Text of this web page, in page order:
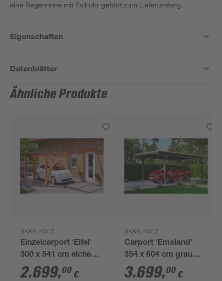
eine Regenrinne mit Fallrohr gehört zum Lieferumfang.
Eigenschaften
Datenblätter
Ähnliche Produkte
SKAN HOLZ
Einzelcarport 'Eifel'
300 x 541 cm eiche
hell mit Bogen
2.699,00 €
SKAN HOLZ
Carport 'Emsland'
354 x 604 cm grau
Aluminiumdach
3.699,00 €